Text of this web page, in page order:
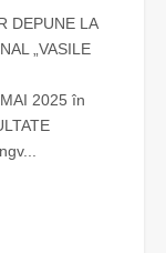
DEPUNE LA
„VASILE
2025 în